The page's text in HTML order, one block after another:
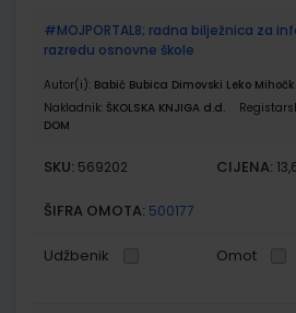
#MOJPORTAL8; radna bilježnica za
razredu osnovne škole
Autor(i): Babić Bubica Dimovski Leko
Nakladnik: ŠKOLSKA KNJIGA d.d.
DOM
SKU: 569202 CIJENA:
ŠIFRA OMOTA: 500177
Udžbenik Omot